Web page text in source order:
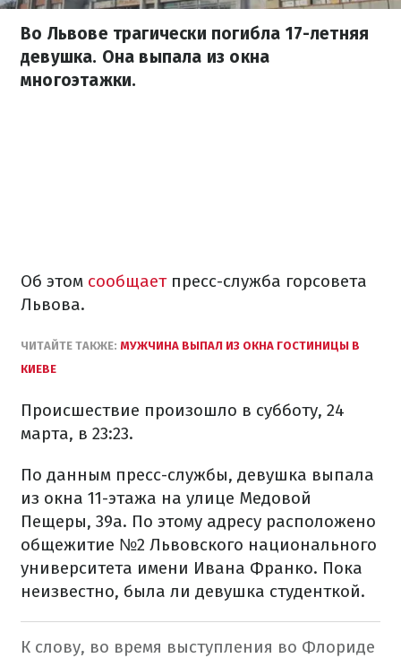
Во Львове трагически погибла 17-летняя
девушка. Она выпала из окна
многоэтажки.
Об этом сообщает пресс-служба горсовета
Львова.
ЧИТАЙТЕ ТАКЖЕ: МУЖЧИНА ВЫПАЛ ИЗ ОКНА ГОСТИНИЦЫ В
КИЕВЕ
Происшествие произошло в субботу, 24
марта, в 23:23.
По данным пресс-службы, девушка выпала
из окна 11-этажа на улице Медовой
Пещеры, 39а. По этому адресу расположено
общежитие №2 Львовского национального
университета имени Ивана Франко. Пока
неизвестно, была ли девушка студенткой.
К слову, во время выступления во Флориде